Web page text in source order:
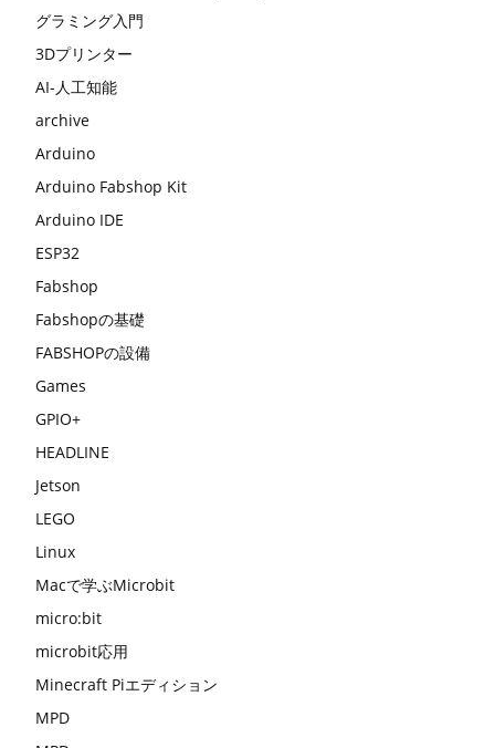
グラミング入門
3Dプリンター
AI-人工知能
archive
Arduino
Arduino Fabshop Kit
Arduino IDE
ESP32
Fabshop
Fabshopの基礎
FABSHOPの設備
Games
GPIO+
HEADLINE
Jetson
LEGO
Linux
Macで学ぶMicrobit
micro:bit
microbit応用
Minecraft Piエディション
MPD